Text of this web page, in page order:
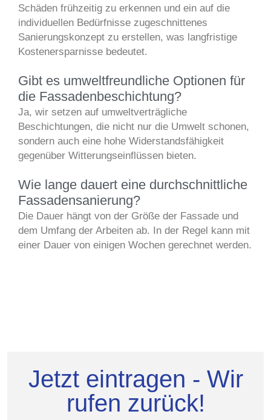
Schäden frühzeitig zu erkennen und ein auf die
individuellen Bedürfnisse zugeschnittenes
Sanierungskonzept zu erstellen, was langfristige
Kostenersparnisse bedeutet.
Gibt es umweltfreundliche Optionen für
die Fassadenbeschichtung?
Ja, wir setzen auf umweltverträgliche
Beschichtungen, die nicht nur die Umwelt schonen,
sondern auch eine hohe Widerstandsfähigkeit
gegenüber Witterungseinflüssen bieten.
Wie lange dauert eine durchschnittliche
Fassadensanierung?
Die Dauer hängt von der Größe der Fassade und
dem Umfang der Arbeiten ab. In der Regel kann mit
einer Dauer von einigen Wochen gerechnet werden.
Jetzt eintragen - Wir
rufen zurück!